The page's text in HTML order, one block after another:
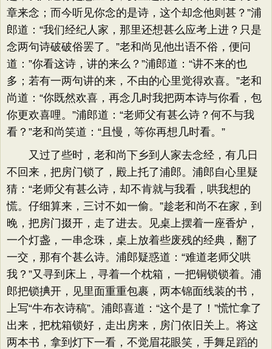
章来念；而今听见你念的是诗，这个却念他则甚？”浦
郎道：“我们经纪人家，那里还想甚么应考上进？只是
念两句诗破破俗罢了。”老和尚见他出语不俗，便问
道：”你看这诗，讲的来么？”浦郎道：“讲不来的也
多；若有一两句讲的来，不由的心里觉得欢喜。”老和
尚道：“你既然欢喜，再念几时我把两本诗与你看，包
你更欢喜哩。”浦郎道：“老师父有甚么诗？何不与我
看？”老和尚笑道：“且慢，等你再想几时看。”
又过了些时，老和尚下乡到人家去念经，有几日
不回来，把房门锁了，殿上托了浦郎。浦郎自心里疑
猜：“老师父有甚么诗，却不肯就与我看，哄我想的
慌。仔细算来，三讨不如一偷。”趁老和尚不在家，到
晚，把房门掇开，走了进去。见桌上摆着一座香炉，
一个灯盏，一串念珠，桌上放着些废残的经典，翻了
一交，那有个甚么诗。浦郎疑惑道：“难道老师父哄
我？”又寻到床上，寻着一个枕箱，一把铜锁锁着。浦
郎把锁捵开，见里面重重包裹，两本锦面线装的书，
上写“牛布衣诗稿”。浦郎喜道：“这个是了！”慌忙拿了
出来，把枕箱锁好，走出房来，房门依旧关上。将这
两本书，拿到灯下一看，不觉眉花眼笑，手舞足蹈的